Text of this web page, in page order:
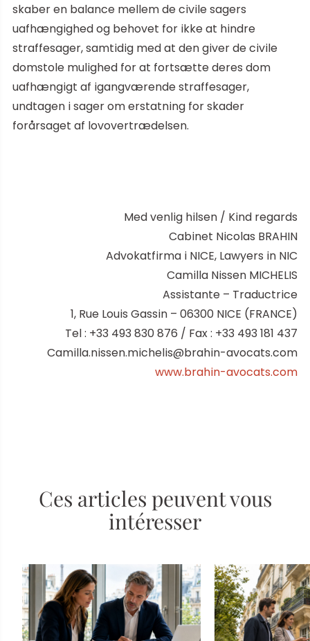
skaber en balance mellem de civile sagers
uafhængighed og behovet for ikke at hindre
straffesager, samtidig med at den giver de civile
domstole mulighed for at fortsætte deres dom
uafhængigt af igangværende straffesager,
undtagen i sager om erstatning for skader
forårsaget af lovovertrædelsen.
Med venlig hilsen / Kind regards
Cabinet Nicolas BRAHIN
Advokatfirma i NICE, Lawyers in NIC
Camilla Nissen MICHELIS
Assistante – Traductrice
1, Rue Louis Gassin – 06300 NICE (FRANCE)
Tel : +33 493 830 876 / Fax : +33 493 181 437
Camilla.nissen.michelis@brahin-avocats.com
www.brahin-avocats.com
Ces articles peuvent vous
intéresser